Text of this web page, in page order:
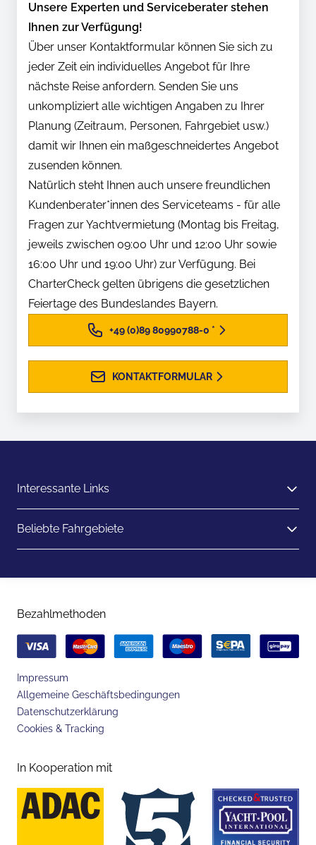
Unsere Experten und Serviceberater stehen
Ihnen zur Verfügung!
Über unser Kontaktformular können Sie sich zu
jeder Zeit ein individuelles Angebot für Ihre
nächste Reise anfordern. Senden Sie uns
unkompliziert alle wichtigen Angaben zu Ihrer
Planung (Zeitraum, Personen, Fahrgebiet usw.)
damit wir Ihnen ein maßgeschneidertes Angebot
zusenden können.
Natürlich steht Ihnen auch unsere freundlichen
Kundenberater*innen des Serviceteams - für alle
Fragen zur Yachtvermietung (Montag bis Freitag,
jeweils zwischen 09:00 Uhr und 12:00 Uhr sowie
16:00 Uhr und 19:00 Uhr) zur Verfügung. Bei
CharterCheck gelten übrigens die gesetzlichen
Feiertage des Bundeslandes Bayern.
+49 (0)89 80990788-0 *
KONTAKTFORMULAR
Interessante Links
Beliebte Fahrgebiete
Bezahlmethoden
Impressum
Allgemeine Geschäftsbedingungen
Datenschutzerklärung
Cookies & Tracking
In Kooperation mit